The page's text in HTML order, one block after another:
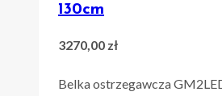
130cm
3270,00 zł
Belka ostrzegawcza